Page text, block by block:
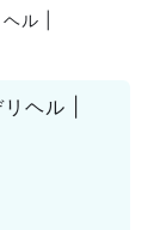
ル |
ヘル |